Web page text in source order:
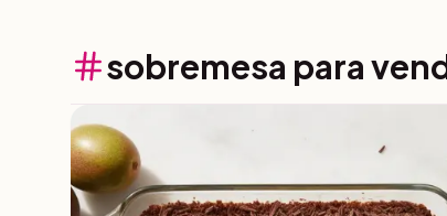
sobremesa para